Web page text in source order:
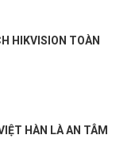
HIKVISION TOÀN
HÀN LÀ AN TÂM